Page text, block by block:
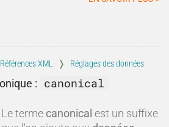
comparaisons discutables et
dans leur contexte.Blogger est-il
réellement mort ? Est-il
techniquement dépassé ? Faut-il
systématiquement lui préférer
une autre plateforme ?Dans
cette tribune, nous allons
Références XML Réglages des données
: canonical
Le terme canonical est un suffixe